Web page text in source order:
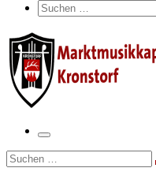
Search
Suche
Menü
Suche